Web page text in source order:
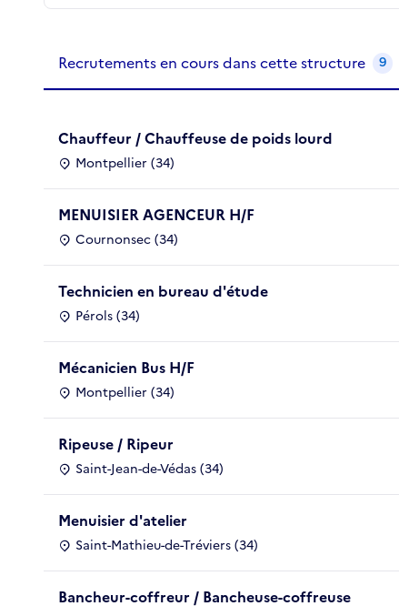
Recrutements de la structure
Recrutements en cours dans cette structure 9
Chauffeur / Chauffeuse de poids lourd
Montpellier (34)
MENUISIER AGENCEUR H/F
Cournonsec (34)
Technicien en bureau d'étude
Pérols (34)
Mécanicien Bus H/F
Montpellier (34)
Ripeuse / Ripeur
Saint-Jean-de-Védas (34)
Menuisier d'atelier
Saint-Mathieu-de-Tréviers (34)
Bancheur-coffreur / Bancheuse-coffreuse